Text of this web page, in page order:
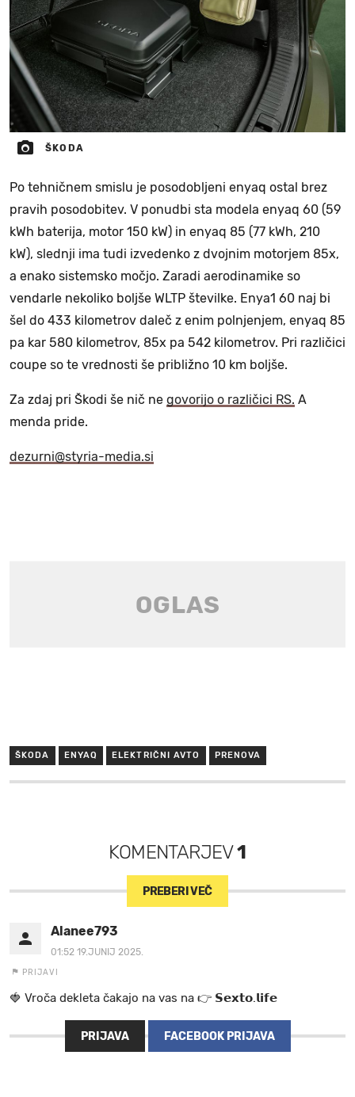
ŠKODA
Po tehničnem smislu je posodobljeni enyaq ostal brez
pravih posodobitev. V ponudbi sta modela enyaq 60 (59
kWh baterija, motor 150 kW) in enyaq 85 (77 kWh, 210
kW), slednji ima tudi izvedenko z dvojnim motorjem 85x,
a enako sistemsko močjo. Zaradi aerodinamike so
vendarle nekoliko boljše WLTP številke. Enya1 60 naj bi
šel do 433 kilometrov daleč z enim polnjenjem, enyaq 85
pa kar 580 kilometrov, 85x pa 542 kilometrov. Pri različici
coupe so te vrednosti še približno 10 km boljše.
Za zdaj pri Škodi še nič ne govorijo o različici RS. A
menda pride.
dezurni@styria-media.si
ŠKODA ENYAQ ELEKTRIČNI AVTO PRENOVA
KOMENTARJEV1
PREBERI VEČ
Alanee793
01:52 19.JUNIJ 2025.
PRIJAVI
🍓 V r o č a d e k l e t a ča k a jo na va s n a 👉 𝗦𝗲𝘅𝘁𝗼.𝗹𝗶𝗳𝗲
PRIJAVA FACEBOOK PRIJAVA